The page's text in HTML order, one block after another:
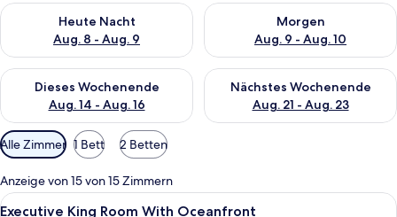
Heute Nacht
Aug. 8 - Aug. 9
Überprüfe die Verfügbarkeit für heute Nacht, Aug. 8 - Aug. 9.
Morgen
Aug. 9 - Aug. 10
Überprüfe die Verfügbarkeit
Dieses Wochenende
Aug. 14 - Aug. 16
Überprüfe die Verfügbarkeit für dieses Wochenende, Aug. 14
Nächstes Wochenende
Aug. 21 - Aug. 23
Überprüfe die Verfügbarkeit
Verfügbare
Filter
für
Zimmer
Alle Zimmer 1 Bett 2 Betten
Anzeige von 15 von 15 Zimmern
Alle
Zimmersafe, Schreibtisch,
6
Executive King Room With Oceanfront